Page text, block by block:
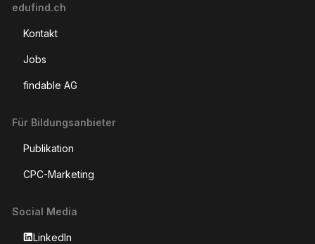
edufind.ch
Kontakt
Jobs
findable AG
Für Bildungsanbieter
Publikation
CPC-Marketing
Social Media
LinkedIn